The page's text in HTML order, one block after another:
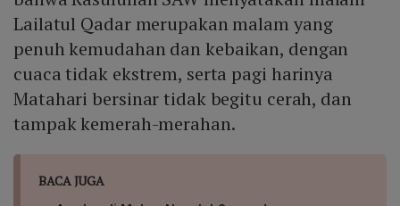
Lailatul Qadar merupakan malam yang
penuh kemudahan dan kebaikan, dengan
cuaca tidak ekstrem, serta pagi harinya
Matahari bersinar tidak begitu cerah, dan
tampak kemerah-merahan.
BACA JUGA